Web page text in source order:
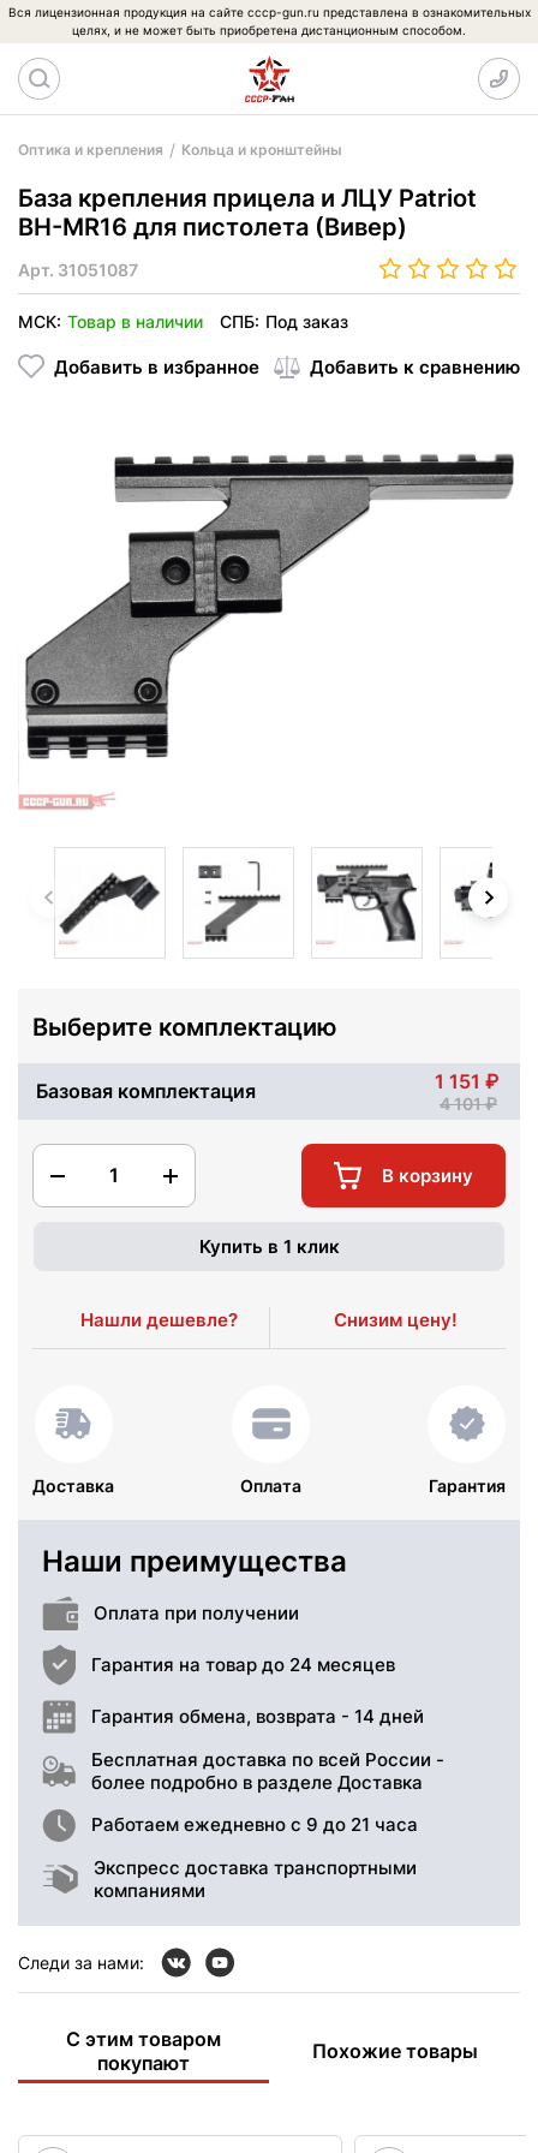
Вся лицензионная продукция на сайте cccp-gun.ru представлена в ознакомительных
целях, и не может быть приобретена дистанционным способом.
Оптика и крепления Кольца и кронштейны
База крепления прицела и ЛЦУ Patriot
BH-MR16 для пистолета (Вивер)
Арт. 31051087
МСК: Товар в наличии СПБ: Под заказ
Добавить в избранное Добавить к сравнению
Выберите комплектацию
Базовая комплектация 1 151
4 101
1 В корзину
Купить в 1 клик
Нашли дешевле? Снизим цену!
Доставка Оплата Гарантия
Наши преимущества
Оплата при получении
Гарантия на товар до 24 месяцев
Гарантия обмена, возврата - 14 дней
Бесплатная доставка по всей России -
более подробно в разделе Доставка
Работаем ежедневно с 9 до 21 часа
Экспресс доставка транспортными
компаниями
Следи за нами:
С этим товаром
покупают
Похожие товары